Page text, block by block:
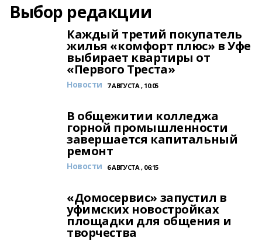
Выбор редакции
Каждый третий покупатель
жилья «комфорт плюс» в Уфе
выбирает квартиры от
«Первого Треста»
Новости 7 АВГУСТА , 10:05
В общежитии колледжа
горной промышленности
завершается капитальный
ремонт
Новости 6 АВГУСТА , 06:15
«Домосервис» запустил в
уфимских новостройках
площадки для общения и
творчества